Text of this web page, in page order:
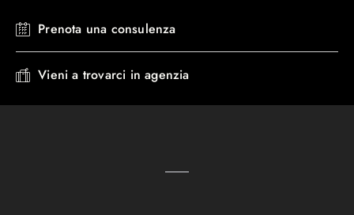
Prenota una consulenza
Vieni a trovarci in agenzia